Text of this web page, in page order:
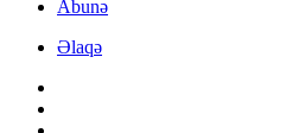
Abunə
Əlaqə